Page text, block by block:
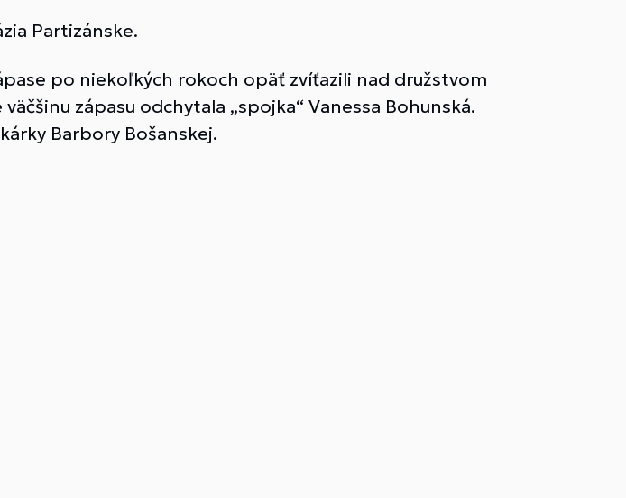
Partizánske.
po niekoľkých rokoch opäť zvíťazili nad družstvom
zápasu odchytala „spojka“ Vanessa Bohunská.
Barbory Bošanskej.